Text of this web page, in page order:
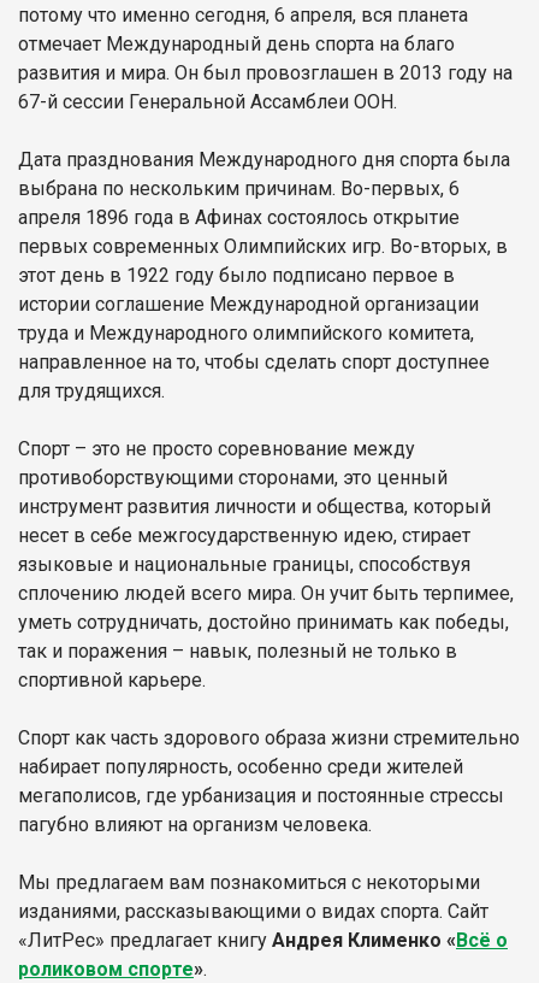
потому что именно сегодня, 6 апреля, вся планета
отмечает Международный день спорта на благо
развития и мира. Он был провозглашен в 2013 году на
67-й сессии Генеральной Ассамблеи ООН.
Дата празднования Международного дня спорта была
выбрана по нескольким причинам. Во-первых, 6
апреля 1896 года в Афинах состоялось открытие
первых современных Олимпийских игр. Во-вторых, в
этот день в 1922 году было подписано первое в
истории соглашение Международной организации
труда и Международного олимпийского комитета,
направленное на то, чтобы сделать спорт доступнее
для трудящихся.
Спорт – это не просто соревнование между
противоборствующими сторонами, это ценный
инструмент развития личности и общества, который
несет в себе межгосударственную идею, стирает
языковые и национальные границы, способствуя
сплочению людей всего мира. Он учит быть терпимее,
уметь сотрудничать, достойно принимать как победы,
так и поражения – навык, полезный не только в
спортивной карьере.
Спорт как часть здорового образа жизни стремительно
набирает популярность, особенно среди жителей
мегаполисов, где урбанизация и постоянные стрессы
пагубно влияют на организм человека.
Мы предлагаем вам познакомиться с некоторыми
изданиями, рассказывающими о видах спорта. Сайт
«ЛитРес» предлагает книгу Андрея Клименко «Всё о
роликовом спорте».